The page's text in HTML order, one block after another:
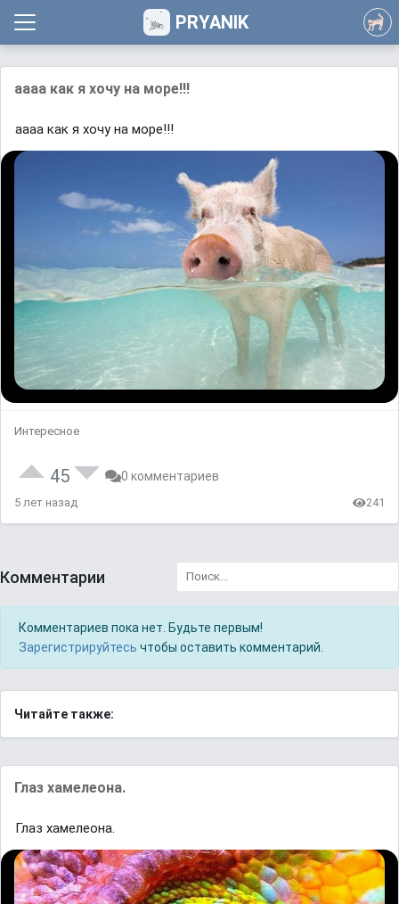
PRYANIK
аааа как я хочу на море!!!
аааа как я хочу на море!!!
Интересное
45 0 комментариев
5 лет назад 241
Комментарии
Комментариев пока нет. Будьте первым!
Зарегистрируйтесь чтобы оставить комментарий.
Читайте также:
Глаз хамелеона.
Глаз хамелеона.